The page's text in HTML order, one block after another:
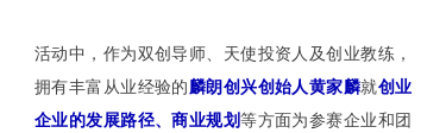
活动中，作为双创导师、天使投资人及创业教练，
拥有丰富从业经验的麟朗创兴创始人黄家麟就创业
企业的发展路径、商业规划等方面为参赛企业和团